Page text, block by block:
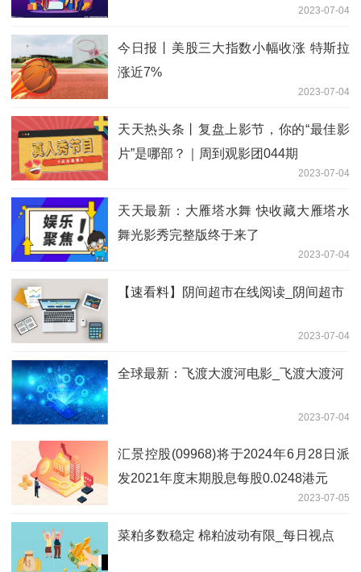
2023-07-04
今日报丨美股三大指数小幅收涨 特斯拉
涨近7%
2023-07-04
天天热头条丨复盘上影节，你的“最佳影
片”是哪部？｜周到观影团044期
2023-07-04
天天最新：大雁塔水舞 快收藏大雁塔水
舞光影秀完整版终于来了
2023-07-04
【速看料】阴间超市在线阅读_阴间超市
2023-07-04
全球最新：飞渡大渡河电影_飞渡大渡河
2023-07-04
汇景控股(09968)将于2024年6月28日派
发2021年度末期股息每股0.0248港元
2023-07-05
菜粕多数稳定 棉粕波动有限_每日视点